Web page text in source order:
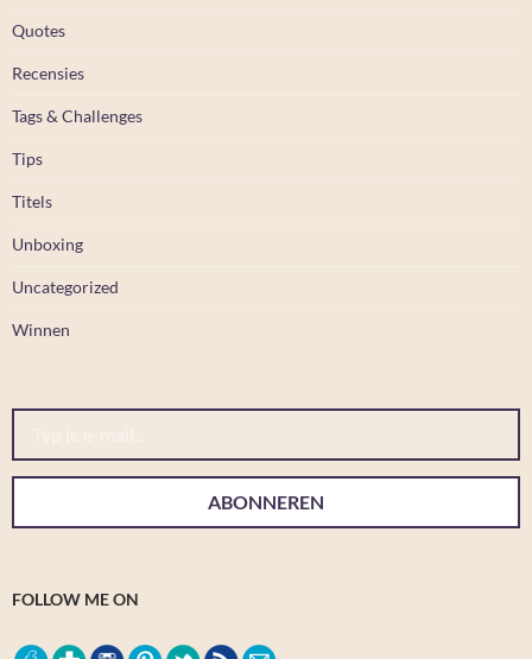
Quotes
Recensies
Tags & Challenges
Tips
Titels
Unboxing
Uncategorized
Winnen
Typ je e-mail...
ABONNEREN
FOLLOW ME ON